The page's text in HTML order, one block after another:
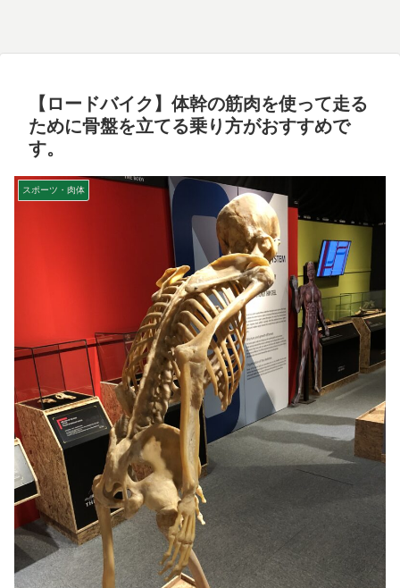
【ロードバイク】体幹の筋肉を使って走る
ために骨盤を立てる乗り方がおすすめで
す。
スポーツ・肉体